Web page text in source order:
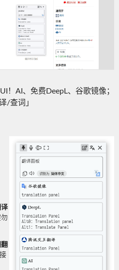
！AI、免费DeepL、谷歌镜像；
/查词」